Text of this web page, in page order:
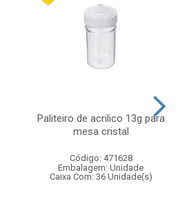
Paliteiro de acrilico 13g para
mesa cristal
Código: 471628
Embalagem: Unidade
Caixa Com: 36 Unidade(s)